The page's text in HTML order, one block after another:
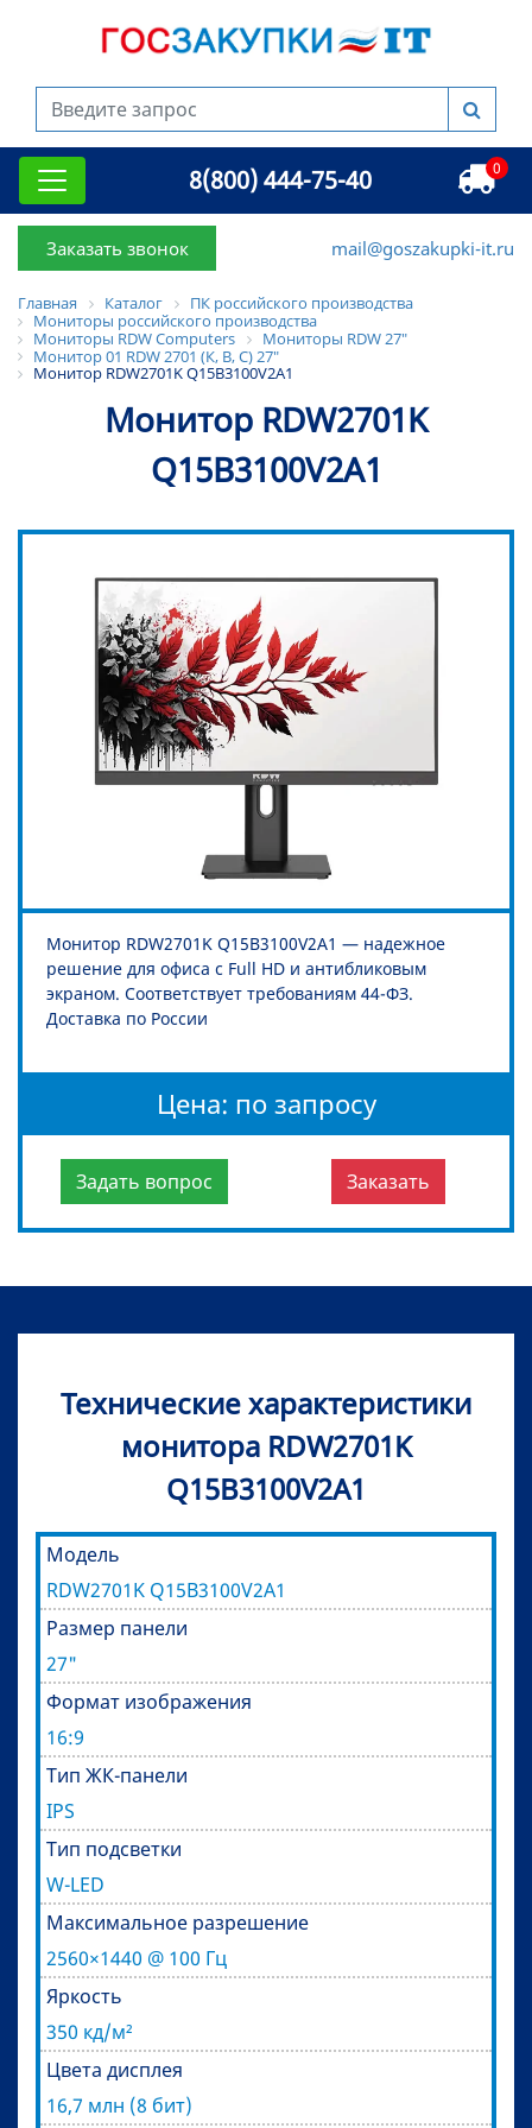
8(800) 444-75-40 0
Заказать звонок mail@goszakupki-it.ru
Главная Каталог
ПК российского производства
Мониторы российского производства
Мониторы RDW Computers
Мониторы RDW 27"
Монитор 01 RDW 2701 (К, B, C) 27"
Монитор RDW2701K Q15В3100V2A1
Монитор RDW2701K
Q15В3100V2A1
Монитор RDW2701K Q15В3100V2A1 — надежное
решение для офиса с Full HD и антибликовым
экраном. Соответствует требованиям 44-ФЗ.
Доставка по России
Цена: по запросу
Задать вопрос Заказать
Технические характеристики
монитора RDW2701K
Q15В3100V2A1
Модель
RDW2701K Q15В3100V2A1
Размер панели
27"
Формат изображения
16:9
Тип ЖК-панели
IPS
Тип подсветки
W-LED
Максимальное разрешение
2560×1440 @ 100 Гц
Яркость
350 кд/м²
Цвета дисплея
16,7 млн (8 бит)